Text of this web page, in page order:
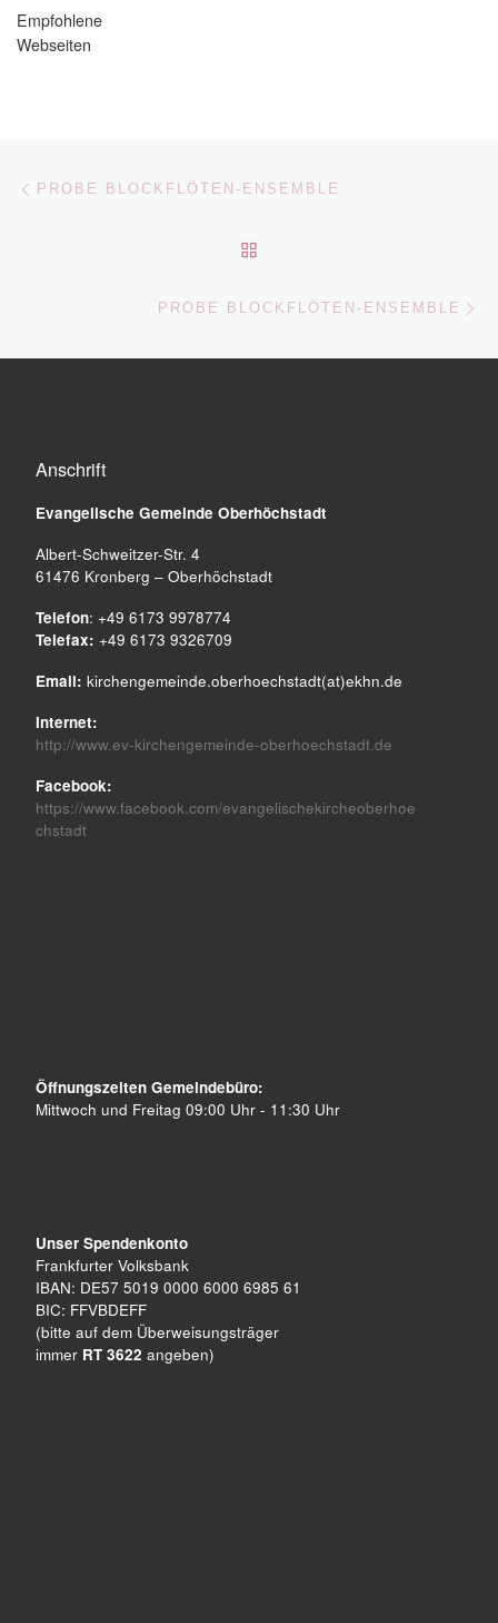
Empfohlene
Webseiten
Beitragsnavigation
PROBE BLOCKFLÖTEN-ENSEMBLE
PROBE BLOCKFLÖTEN-ENSEMBLE
Anschrift
Evangelische Gemeinde Oberhöchstadt
Albert-Schweitzer-Str. 4
61476 Kronberg – Oberhöchstadt
Telefon: +49 6173 9978774
Telefax: +49 6173 9326709
Email: kirchengemeinde.oberhoechstadt(at)ekhn.de
Internet:
http://www.ev-kirchengemeinde-oberhoechstadt.de
Facebook:
https://www.facebook.com/evangelischekircheoberhoe
chstadt
Öffnungszeiten Gemeindebüro:
Mittwoch und Freitag 09:00 Uhr - 11:30 Uhr
Unser Spendenkonto
Frankfurter Volksbank
IBAN: DE57 5019 0000 6000 6985 61
BIC: FFVBDEFF
(bitte auf dem Überweisungsträger
immer RT 3622 angeben)